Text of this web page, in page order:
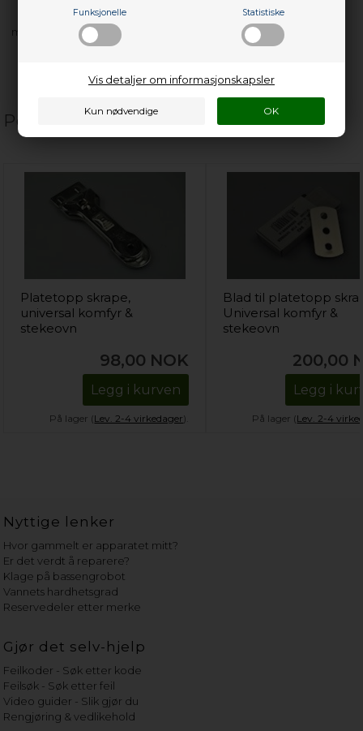
Funksjonelle Statistiske
Vis detaljer om informasjonskapsler
med flere…
Populære relaterte produkter
Platetopp skrape,
universal komfyr &
stekeovn
98,00 NOK
Legg i kurven
På lager (Lev. 2-4 virkedager).
Blad til platetopp
Universal komfyr &
stekeovn
200,00
Legg i
På lager (Lev. 2-4
Nyttige lenker
Hvor gammelt er apparatet mitt?
Er det verdt å reparere?
Klage på bassengrobot
Vannets hardhetsgrad
Reservedeler etter merke
Gjør det selv-hjelp
Feilkoder - Søk etter kode
Feilsøk - Søk etter feil
Video guider - Slik gjør du
Rengjøring & vedlikehold